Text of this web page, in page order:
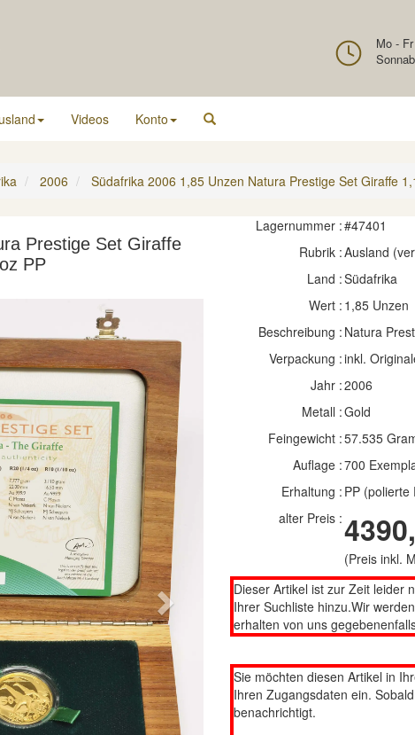
Mo -
Videos Konto
2006 Südafrika 2006 1,85 Unzen Natura Prestige Set Giraffe
Prestige Set Giraffe
PP
Next
Lagernummer :#47401
Rubrik :Ausland
Land :Südafrika
Wert : 1,85 Unzen
Beschreibung : Natura
Verpackung :inkl.
Jahr :2006
Metall :Gold
Feingewicht :57.535
Auflage :700
Erhaltung : PP (polierte
alter Preis :
(Preis inkl.
Dieser Artikel ist zur Zeit leider
Ihrer Suchliste hinzu.Wir
erhalten von uns
Sie möchten diesen Artikel in
Ihren Zugangsdaten ein.
benachrichtigt.